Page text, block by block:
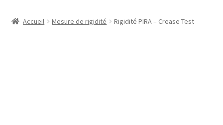
Réparation
Accueil Mesure de rigidité Rigidité PIRA – Crease Test